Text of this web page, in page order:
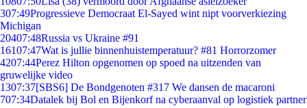
307:49Progressieve Democraat El-Sayed wint nipt voorverkiezing
Michigan
20407:48Russia vs Ukraine #91
16107:47Wat is jullie binnenhuistemperatuur? #81 Horrorzomer
4207:44Perez Hilton opgenomen op spoed na uitzenden van
gruwelijke video
1307:37[SBS6] De Bondgenoten #317 We dansen de macaroni
707:34Datalek bij Bol en Bijenkorf na cyberaanval op logistiek partner